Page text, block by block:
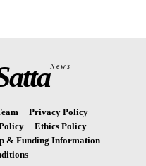
News
Privacy Policy
Ethics Policy
& Funding Information